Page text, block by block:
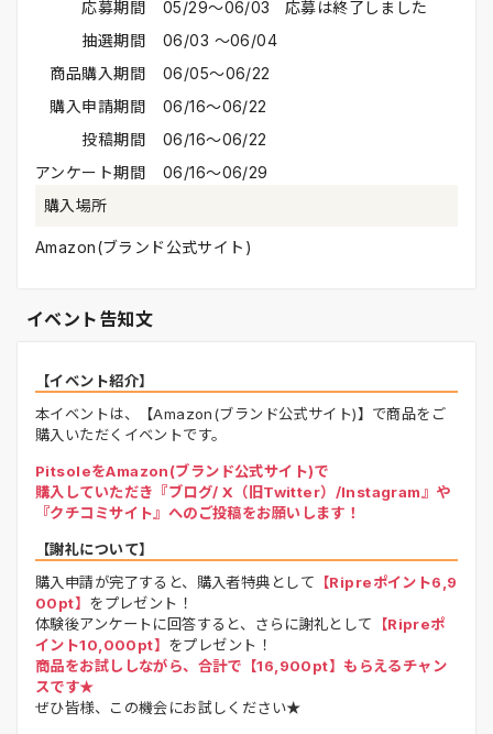
応募期間
05/29〜06/03 応募は終了しました
抽選期間
06/03 〜06/04
商品購入期間
06/05〜06/22
購入申請期間
06/16〜06/22
投稿期間
06/16〜06/22
アンケート期間
06/16〜06/29
購入場所
Amazon(ブランド公式サイト)
イベント告知文
【イベント紹介】
本イベントは、【Amazon(ブランド公式サイト)】で商品をご
購入いただくイベントです。
PitsoleをAmazon(ブランド公式サイト)で
購入していただき『ブログ/ X（旧Twitter）/Instagram』や
『クチコミサイト』へのご投稿をお願いします！
【謝礼について】
購入申請が完了すると、購入者特典として 【Ripreポイント6,9
00pt】 をプレゼント！
体験後アンケートに回答すると、さらに謝礼として
【Ripreポ
イント10,000pt】 をプレゼント！
商品をお試ししながら、合計で【16,900pt】もらえるチャン
スです★
ぜひ皆様、この機会にお試しください★